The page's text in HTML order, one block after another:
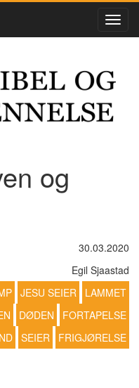
og
30.03.2020
Egil Sjaastad
JESU SEIER
LAMMET
DØDEN
FORTAPELSE
SEIER FRIGJØRELSE